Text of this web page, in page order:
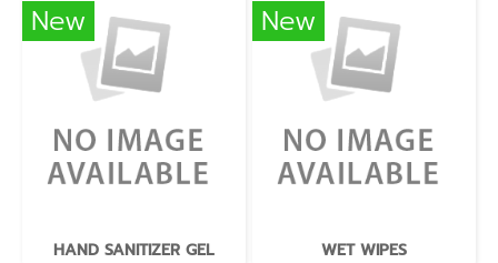
New
HAND SANITIZER GEL
New
WET WIPES